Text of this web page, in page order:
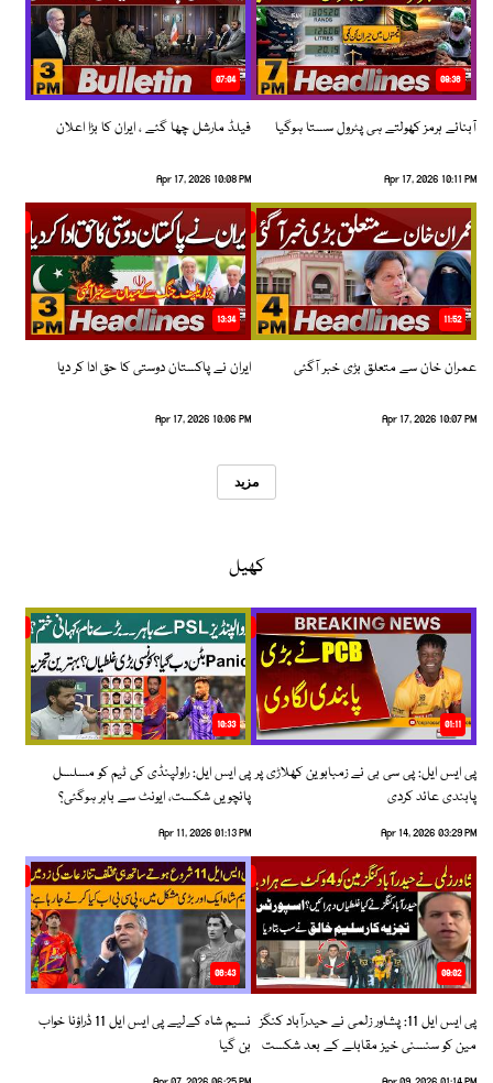
08:36
آبنائے ہرمز کھولتے ہی پٹرول سستا ہوگیا
Apr 17, 2026 10:11 PM
07:04
فیلڈ مارشل چھا گئے ، ایران کا بڑا اعلان
Apr 17, 2026 10:08 PM
11:52
عمران خان سے متعلق بڑی خبر آگئی
Apr 17, 2026 10:07 PM
13:34
ایران نے پاکستان دوستی کا حق ادا کر دیا
Apr 17, 2026 10:06 PM
مزید
کھیل
01:11
پی ایس ایل: پی سی بی نے زمبابوین کھلاڑی پر
پابندی عائد کردی
Apr 14, 2026 03:29 PM
10:33
پی ایس ایل: راولپنڈی کی ٹیم کو مسلسل
پانچویں شکست، ایونٹ سے باہر ہوگئی؟
Apr 11, 2026 01:13 PM
09:02
پی ایس ایل 11: پشاور زلمی نے حیدرآباد کنگز
مین کو سنسنی خیز مقابلے کے بعد شکست
06:43
نسیم شاہ کےلیے پی ایس ایل 11 ڈراؤنا خواب
بن گیا